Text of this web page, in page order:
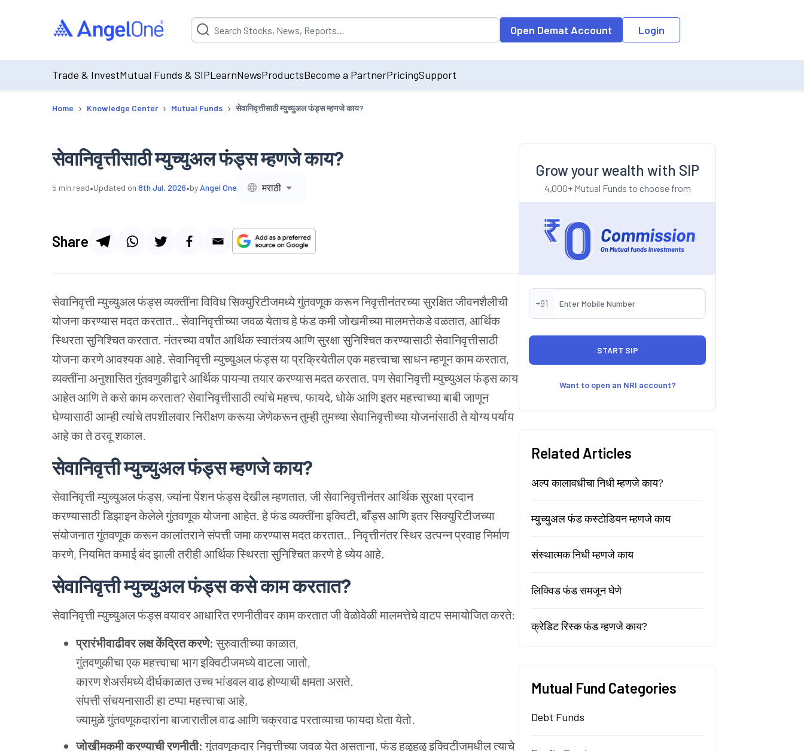
Suggestion will be populated by default on accessing the input field. On entering data into the input field, the suggestion list will be updated as per the
Open Demat Account Login
Trade & InvestMutual Funds & SIPLearnNewsProductsBecome a PartnerPricingSupport
Home › Knowledge Center › Mutual Funds › सेवानिवृत्तीसाठी म्युच्युअल फंड्स म्हणजे काय?
सेवानिवृत्तीसाठी म्युच्युअल फंड्स म्हणजे काय?
5 min read•Updated on 8th Jul, 2026•by Angel One मराठी
Share
सेवानिवृत्ती म्युच्युअल फंड्स व्यक्तींना विविध सिक्युरिटीजमध्ये गुंतवणूक करून निवृत्तीनंतरच्या सुरक्षित जीवनशैलीची
योजना करण्यास मदत करतात.. सेवानिवृत्तीच्या जवळ येताच हे फंड कमी जोखमीच्या मालमत्तेकडे वळतात, आर्थिक
स्थिरता सुनिश्चित करतात. नंतरच्या वर्षांत आर्थिक स्वातंत्र्य आणि सुरक्षा सुनिश्चित करण्यासाठी सेवानिवृत्तीसाठी
योजना करणे आवश्यक आहे. सेवानिवृत्ती म्युच्युअल फंड्स या प्रक्रियेतील एक महत्त्वाचा साधन म्हणून काम करतात,
व्यक्तींना अनुशासित गुंतवणुकीद्वारे आर्थिक पायऱ्या तयार करण्यास मदत करतात. पण सेवानिवृत्ती म्युच्युअल फंड्स काय
आहेत आणि ते कसे काम करतात? सेवानिवृत्तीसाठी त्यांचे महत्त्व, फायदे, धोके आणि इतर महत्त्वाच्या बाबी जाणून
घेण्यासाठी आम्ही त्यांचे तपशीलवार निरीक्षण करूया जेणेकरून तुम्ही तुमच्या सेवानिवृत्तीच्या योजनांसाठी ते योग्य पर्याय
आहे का ते ठरवू शकाल.
सेवानिवृत्ती म्युच्युअल फंड्स म्हणजे काय?
सेवानिवृत्ती म्युच्युअल फंड्स, ज्यांना पेंशन फंड्स देखील म्हणतात, जी सेवानिवृत्तीनंतर आर्थिक सुरक्षा प्रदान
करण्यासाठी डिझाइन केलेले गुंतवणूक योजना आहेत. हे फंड व्यक्तींना इक्विटी, बाँड्स आणि इतर सिक्युरिटीजच्या
संयोजनात गुंतवणूक करून कालांतराने संपत्ती जमा करण्यास मदत करतात.. निवृत्तीनंतर स्थिर उत्पन्न प्रवाह निर्माण
करणे, नियमित कमाई बंद झाली तरीही आर्थिक स्थिरता सुनिश्चित करणे हे ध्येय आहे.
सेवानिवृत्ती म्युच्युअल फंड्स कसे काम करतात?
सेवानिवृत्ती म्युच्युअल फंड्स वयावर आधारित रणनीतीवर काम करतात जी वेळोवेळी मालमत्तेचे वाटप समायोजित करते:
प्रारंभीवाढीवर लक्ष केंद्रित करणे: सुरुवातीच्या काळात,
गुंतवणुकीचा एक महत्त्वाचा भाग इक्विटीजमध्ये वाटला जातो,
कारण शेअर्समध्ये दीर्घकाळात उच्च भांडवल वाढ होण्याची क्षमता असते.
संपत्ती संचयनासाठी हा टप्पा महत्त्वाचा आहे,
ज्यामुळे गुंतवणूकदारांना बाजारातील वाढ आणि चक्रवाढ परताव्याचा फायदा घेता येतो.
जोखीमकमी करण्याची रणनीती: गुंतवणूकदार निवृत्तीच्या जवळ येत असताना, फंड हळूहळू इक्विटीजमधील त्याचे
Grow your wealth with SIP
4,000+ Mutual Funds to choose from
+91
Want to open an NRI account?
Related Articles
अल्प कालावधीचा निधी म्हणजे काय?
म्युच्युअल फंड कस्टोडियन म्हणजे काय
संस्थात्मक निधी म्हणजे काय
लिक्विड फंड समजून घेणे
क्रेडिट रिस्क फंड म्हणजे काय?
Mutual Fund Categories
Debt Funds